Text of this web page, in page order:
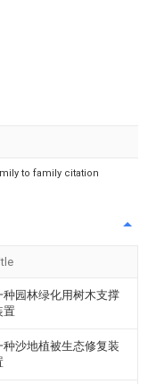
to family citation
种园林绿化用树木支撑
置
种沙地植被生态修复装